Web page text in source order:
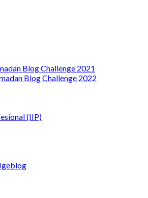
Blog Challenge 2021
Blog Challenge 2022
(IIP)